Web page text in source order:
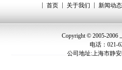
首页 关于我们 新闻动态
Copyright © 2005-2006
电话：021-
公司地址:上海市静